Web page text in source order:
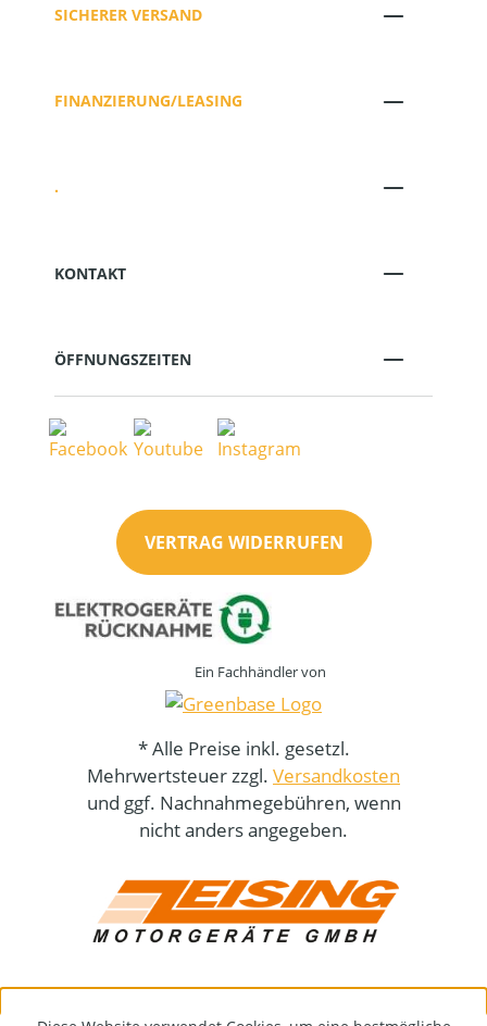
SICHERER VERSAND
FINANZIERUNG/LEASING
.
KONTAKT
ÖFFNUNGSZEITEN
VERTRAG WIDERRUFEN
Ein Fachhändler von
* Alle Preise inkl. gesetzl.
Mehrwertsteuer zzgl. Versandkosten
und ggf. Nachnahmegebühren, wenn
nicht anders angegeben.